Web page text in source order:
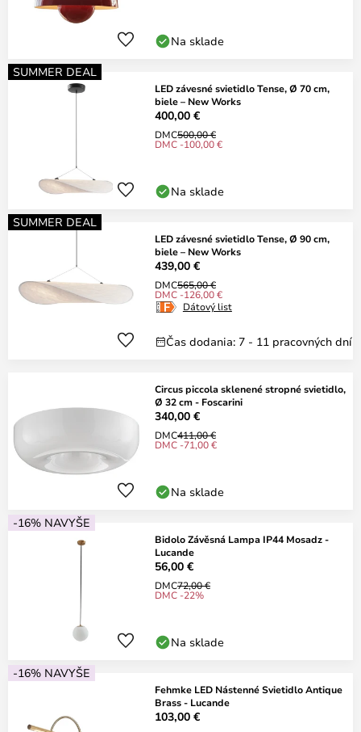
Na sklade
SUMMER DEAL
LED závesné svietidlo Tense, Ø 70 cm,
biele – New Works
400,00 €
DMC500,00 €
DMC -100,00 €
Na sklade
SUMMER DEAL
LED závesné svietidlo Tense, Ø 90 cm,
biele – New Works
439,00 €
DMC565,00 €
DMC -126,00 €
Dátový list
Čas dodania: 7 - 11 pracovných dní
Circus piccola sklenené stropné svietidlo,
Ø 32 cm - Foscarini
340,00 €
DMC411,00 €
DMC -71,00 €
Na sklade
-16% NAVYŠE
Bidolo Závěsná Lampa IP44 Mosadz -
Lucande
56,00 €
DMC72,00 €
DMC -22%
Na sklade
-16% NAVYŠE
Fehmke LED Nástenné Svietidlo Antique
Brass - Lucande
103,00 €